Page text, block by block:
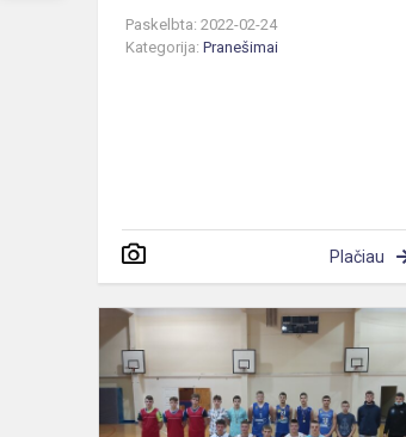
Paskelbta: 2022-02-24
Kategorija: Pranešimai
Plačiau